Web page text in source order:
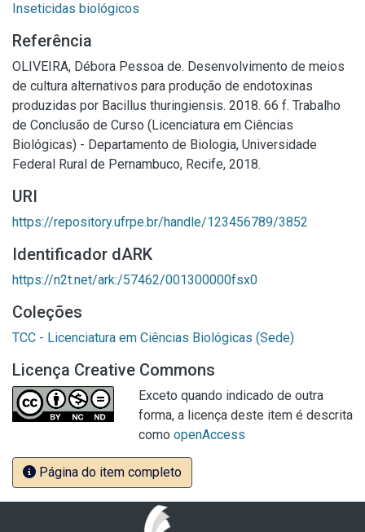
Inseticidas biológicos
Referência
OLIVEIRA, Débora Pessoa de. Desenvolvimento de meios
de cultura alternativos para produção de endotoxinas
produzidas por Bacillus thuringiensis. 2018. 66 f. Trabalho
de Conclusão de Curso (Licenciatura em Ciências
Biológicas) - Departamento de Biologia, Universidade
Federal Rural de Pernambuco, Recife, 2018.
URI
https://repository.ufrpe.br/handle/123456789/3852
Identificador dARK
https://n2t.net/ark:/57462/001300000fsx0
Coleções
TCC - Licenciatura em Ciências Biológicas (Sede)
Licença Creative Commons
Exceto quando indicado de outra
forma, a licença deste item é descrita
como openAccess
Página do item completo